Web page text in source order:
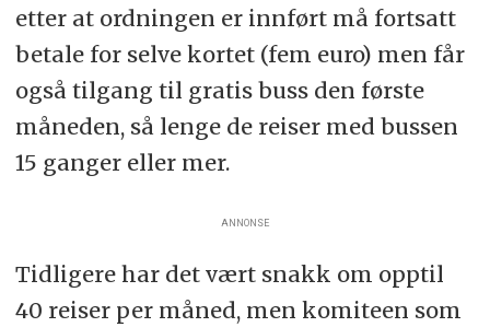
etter at ordningen er innført må fortsatt
betale for selve kortet (fem euro) men får
også tilgang til gratis buss den første
måneden, så lenge de reiser med bussen
15 ganger eller mer.
ANNONSE
Tidligere har det vært snakk om opptil
40 reiser per måned, men komiteen som